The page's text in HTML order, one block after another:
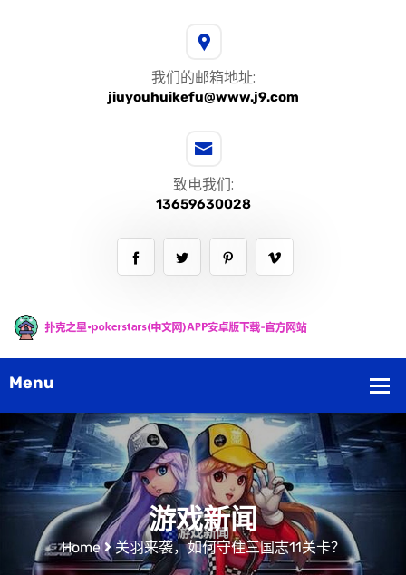
我们的邮箱地址:
jiuyouhuikefu@www.j9.com
致电我们:
13659630028
游戏新闻
Home 关羽来袭，如何守住三国志11关卡？